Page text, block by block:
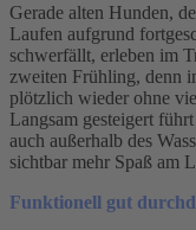
Gerade alten Hunden,
Laufen aufgrund
schwerfällt, erleben im
zweiten Frühling, denn
plötzlich wieder ohne
Langsam gesteigert
auch außerhalb des
sichtbar mehr Spaß am
Funktionell gut